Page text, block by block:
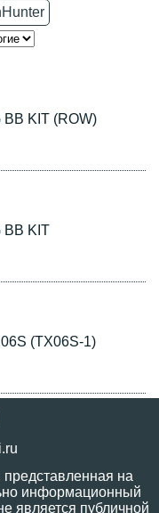
BB KIT (ROW)
BB KIT
(TX06S-1)
на
информационный
является публичной